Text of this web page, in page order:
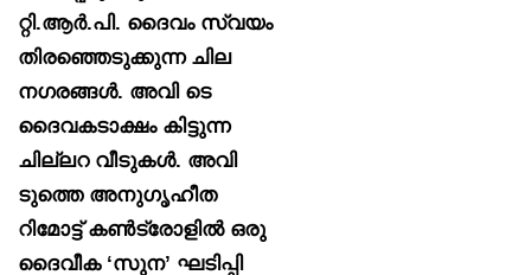
റ്റി.ആർ.പി. ദൈവം സ്വയം
തിരഞ്ഞെടുക്കുന്ന ചില
നഗരങ്ങൾ. അവി ടെ
ദൈവകടാക്ഷം കിട്ടുന്ന
ചില്ലറ വീടുകൾ. അവി
ടുത്തെ അനുഗൃഹീത
റിമോട്ട് കൺട്രോളിൽ ഒരു
ദൈവീക ‘സുന’ ഘടിപ്പി